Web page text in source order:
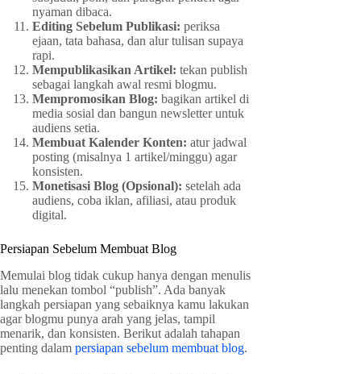
nyaman dibaca.
Editing Sebelum Publikasi: periksa
ejaan, tata bahasa, dan alur tulisan supaya
rapi.
Mempublikasikan Artikel: tekan publish
sebagai langkah awal resmi blogmu.
Mempromosikan Blog: bagikan artikel di
media sosial dan bangun newsletter untuk
audiens setia.
Membuat Kalender Konten: atur jadwal
posting (misalnya 1 artikel/minggu) agar
konsisten.
Monetisasi Blog (Opsional): setelah ada
audiens, coba iklan, afiliasi, atau produk
digital.
Persiapan Sebelum Membuat Blog
Memulai blog tidak cukup hanya dengan menulis
lalu menekan tombol “publish”. Ada banyak
langkah persiapan yang sebaiknya kamu lakukan
agar blogmu punya arah yang jelas, tampil
menarik, dan konsisten. Berikut adalah tahapan
penting dalam persiapan sebelum membuat blog.